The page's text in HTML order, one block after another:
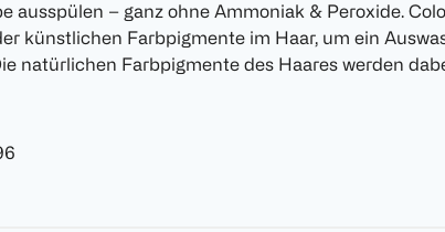
ausspülen – ganz ohne Ammoniak & Peroxide.
künstlichen Farbpigmente im Haar, um ein
natürlichen Farbpigmente des Haares werden